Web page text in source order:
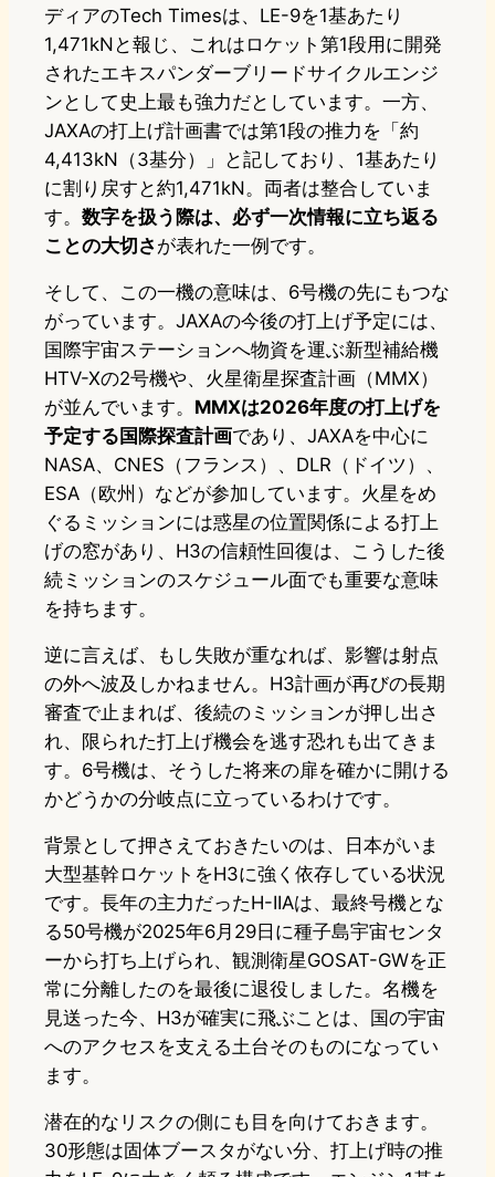
ディアのTech Timesは、LE-9を1基あたり
1,471kNと報じ、これはロケット第1段用に開発
されたエキスパンダーブリードサイクルエンジ
ンとして史上最も強力だとしています。一方、
JAXAの打上げ計画書では第1段の推力を「約
4,413kN（3基分）」と記しており、1基あたり
に割り戻すと約1,471kN。両者は整合していま
す。 数字を扱う際は、必ず一次情報に立ち返る
ことの大切さが表れた一例です。
そして、この一機の意味は、6号機の先にもつな
がっています。JAXAの今後の打上げ予定には、
国際宇宙ステーションへ物資を運ぶ新型補給機
HTV-Xの2号機や、火星衛星探査計画（MMX）
が並んでいます。 MMXは2026年度の打上げを
予定する国際探査計画であり、JAXAを中心に
NASA、CNES（フランス）、DLR（ドイツ）、
ESA（欧州）などが参加しています。火星をめ
ぐるミッションには惑星の位置関係による打上
げの窓があり、H3の信頼性回復は、こうした後
続ミッションのスケジュール面でも重要な意味
を持ちます。
逆に言えば、もし失敗が重なれば、影響は射点
の外へ波及しかねません。H3計画が再びの長期
審査で止まれば、後続のミッションが押し出さ
れ、限られた打上げ機会を逃す恐れも出てきま
す。6号機は、そうした将来の扉を確かに開ける
かどうかの分岐点に立っているわけです。
背景として押さえておきたいのは、日本がいま
大型基幹ロケットをH3に強く依存している状況
です。長年の主力だったH-IIAは、最終号機とな
る50号機が2025年6月29日に種子島宇宙センタ
ーから打ち上げられ、観測衛星GOSAT-GWを正
常に分離したのを最後に退役しました。名機を
見送った今、H3が確実に飛ぶことは、国の宇宙
へのアクセスを支える土台そのものになってい
ます。
潜在的なリスクの側にも目を向けておきます。
30形態は固体ブースタがない分、打上げ時の推